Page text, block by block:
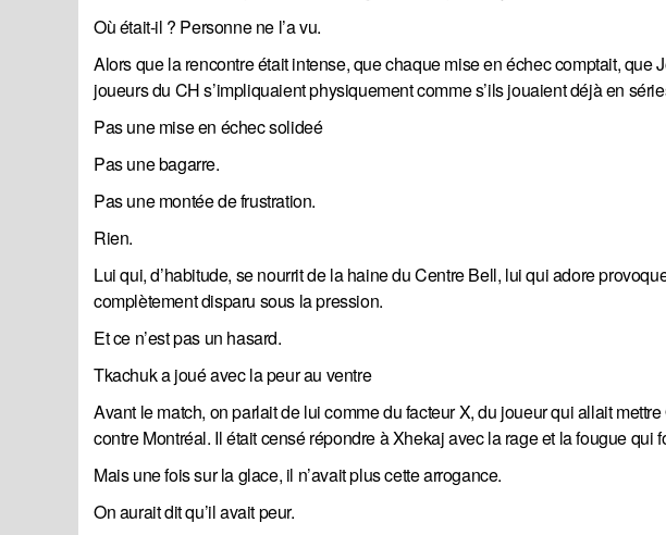
Où était-il ? Personne ne l’a vu.
Alors que la rencontre était intense, que chaque mise en échec comptait, que
joueurs du CH s’impliquaient physiquement comme s’ils jouaient déjà en
Pas une mise en échec solideé
Pas une bagarre.
Pas une montée de frustration.
Rien.
Lui qui, d’habitude, se nourrit de la haine du Centre Bell, lui qui adore
complètement disparu sous la pression.
Et ce n’est pas un hasard.
Tkachuk a joué avec la peur au ventre
Avant le match, on parlait de lui comme du facteur X, du joueur qui allait
contre Montréal. Il était censé répondre à Xhekaj avec la rage et la fougue qui
Mais une fois sur la glace, il n’avait plus cette arrogance.
On aurait dit qu’il avait peur.